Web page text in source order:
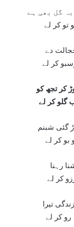
گل بھی ہے
تو کر لے
دے
کر لے
کر تجھ کو
گلو کر لے
گئی شبنم
بو کر لے
رہنا
کر لے
تيرا
رو کر لے